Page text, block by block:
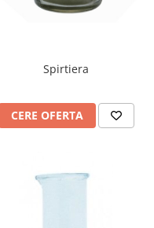
Spirtiera
CERE OFERTA